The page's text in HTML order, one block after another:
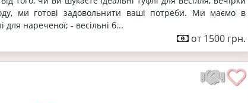
ми готові задовольнити ваші потреби. Ми маємо в
для нареченої; - весільні б...
от 1500 грн.